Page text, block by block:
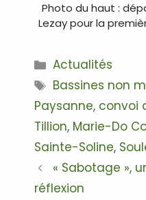
Photo du haut :
Lezay pour la
Catégories
Actualités
Étiquettes
Bassines non
Paysanne, convoi
Tillion, Marie-Do
Sainte-Soline,
Navigation
des
« Sabotage »,
réflexion